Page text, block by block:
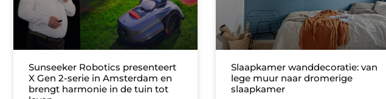
Sunseeker Robotics presenteert
X Gen 2-serie in Amsterdam en
brengt harmonie in de tuin tot
Slaapkamer wanddecoratie: van
lege muur naar dromerige
slaapkamer